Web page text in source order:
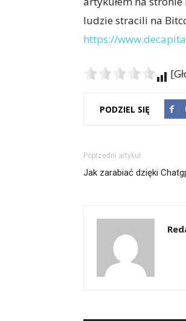
ludzie stracili na
https://
PODZIEL SIĘ
Poprzedni artykuł
Jak zarabiać dzięki